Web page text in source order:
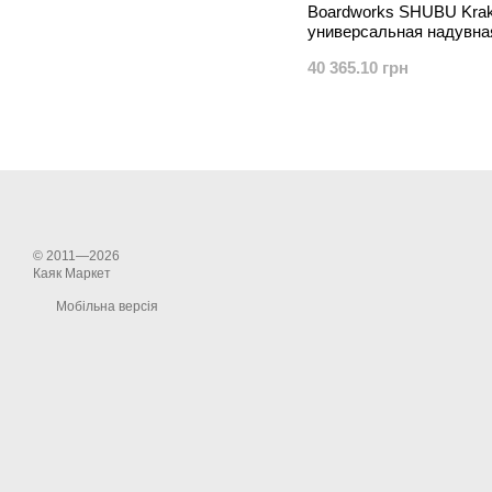
Boardworks SHUBU
универсальная
40 365.10 грн
© 2011—2026
Каяк Маркет
Мобільна версія